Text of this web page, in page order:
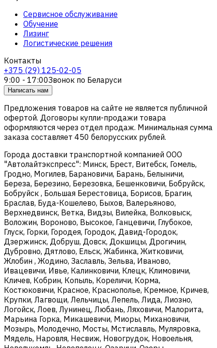
Сервисное обслуживание
Обучение
Лизинг
Логистические решения
Контакты
+375 (29) 125-02-05
9:00 - 17:00Звонок по Беларуси
Написать нам
Предложения товаров на сайте не является публичной
офертой. Договоры купли-продажи товара
оформляются через отдел продаж. Минимальная сумма
заказа составляет 450 белорусских рублей.
Города доставки транспортной компанией ООО
"Автолайтэкспресс": Минск, Брест, Витебск, Гомель,
Гродно, Могилев, Барановичи, Барань, Белыничи,
Береза, Березино, Березовка, Бешенковичи, Бобруйск,
Бобруйск , Большая Берестовица, Борисов, Брагин,
Браслав, Буда-Кошелево, Быхов, Валерьяново,
Верхнедвинск, Ветка, Видзы, Вилейка, Волковыск,
Воложин, Вороново, Высокое, Ганцевичи, Глубокое,
Глуск, Горки, Городея, Городок, Давид-Городок,
Дзержинск, Добруш, Довск, Докшицы, Дрогичин,
Дубровно, Дятлово, Ельск, Жабинка, Житковичи,
Жлобин , Жодино, Заславль, Зельва, Иваново,
Ивацевичи, Ивье, Калинковичи, Клецк, Климовичи,
Кличев, Кобрин, Копыль, Кореличи, Корма,
Костюковичи, Красное, Краснополье, Кремное, Кричев,
Крупки, Лагвощи, Лельчицы, Лепель, Лида, Лиозно,
Логойск, Лоев, Лунинец, Любань, Ляховичи, Малорита,
Марьина Горка, Микашевичи, Миоры, Михановичи,
Мозырь, Молодечно, Мосты, Мстиславль, Муляровка,
Мядель, Наровля, Несвиж, Новогрудок, Новоельня,